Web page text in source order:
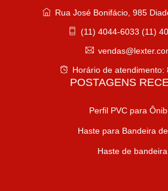
Rua José Bonifácio, 985
(11) 4044-6033 (11)
Horário de atendimento:
POSTAGENS
Perfil PVC para
Haste para Bandeira
Haste de bandeira